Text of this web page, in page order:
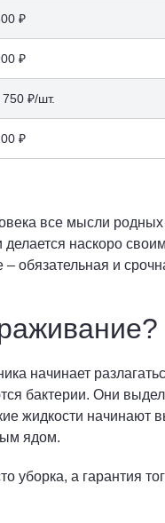
₽
₽
750 ₽/шт.
₽
все мысли
делается наскоро
– обязательная и
начинает
бактерии. Они
жидкости
ядом.
уборка, а гарантия